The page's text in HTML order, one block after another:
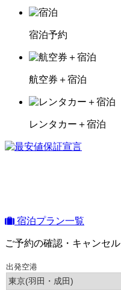
宿泊予約
航空券＋宿泊
レンタカー＋宿泊
宿泊プラン一覧
ご予約の確認・キャンセル